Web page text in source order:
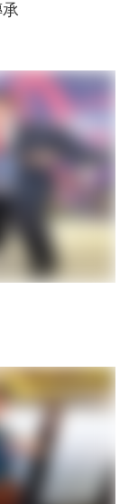
傳承